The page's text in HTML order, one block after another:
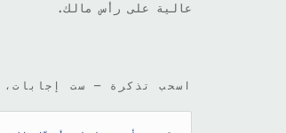
عالية على رأس مالك.
اسحب تذكرة — ست